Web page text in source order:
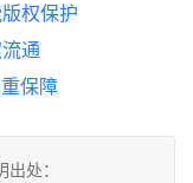
权保护
通
保障
处：